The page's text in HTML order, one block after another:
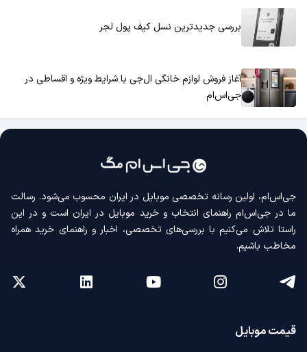
بررسی جدیدترین نسل کیف پول لجر
آغاز فروش لوازم خانگی ال‌جی با شرایط ویژه و اقساطی در
جی‌اس‌ام
جی‌اس‌ام، اولین رسانه‌ تخصصی موبایل در ایران محسوب می‌شود. رسالت
ما در جی‌اس‌ام راهنمای انتخاب و خرید موبایل در ایران است و در این
راستا تلاش می‌کنیم با بررسی‌های تخصصی، اخبار و راهنمای خرید همراه
مخاطب باشیم.
قیمت موبایل